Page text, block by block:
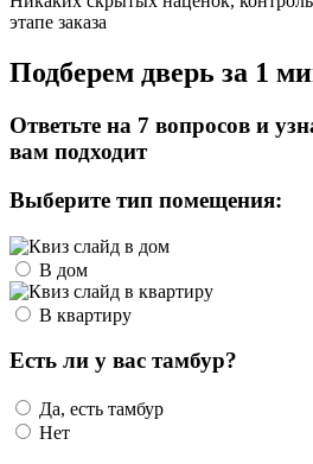
этапе заказа
Подберем дверь за 1
Ответьте на 7 вопросов и
вам подходит
Выберите тип помещения:
В дом
В квартиру
Есть ли у вас тамбур?
Да, есть тамбур
Нет